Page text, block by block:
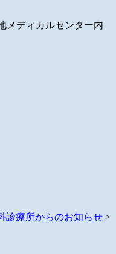
メディカルセンター内
診療所からのお知らせ >